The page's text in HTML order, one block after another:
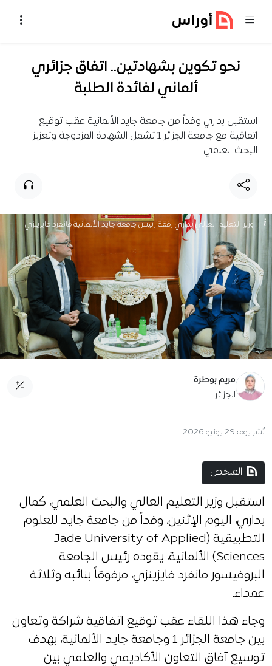
نحو تكوين بشهادتين.. اتفاق جزائري
ألماني لفائدة الطلبة
استقبل بداري وفداً من جامعة جايد الألمانية عقب توقيع
اتفاقية مع جامعة الجزائر 1 تشمل الشهادة المزدوجة وتعزيز
البحث العلمي.
وزير التعليم العالي بداري رفقة رئيس جامعة جايد الألمانية مانفرد فايزينزي
مريم بوطرة
الجزائر
نُشر يوم: 29 يونيو 2026
الملخص
استقبل وزير التعليم العالي والبحث العلمي، كمال
بداري، اليوم الإثنين، وفداً من جامعة جايد للعلوم
التطبيقية (Jade University of Applied
Sciences) الألمانية، يقوده رئيس الجامعة
البروفيسور مانفرد فايزينزي، مرفوقاً بنائبه وثلاثة
عمداء.
وجاء هذا اللقاء عقب توقيع اتفاقية شراكة وتعاون
بين جامعة الجزائر 1 وجامعة جايد الألمانية، بهدف
توسيع آفاق التعاون الأكاديمي والعلمي بين